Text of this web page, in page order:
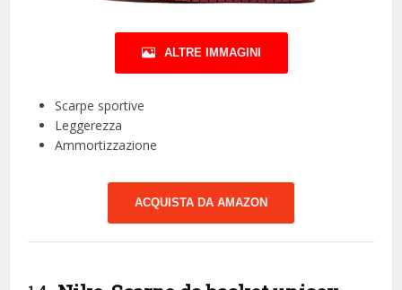
ALTRE IMMAGINI
Scarpe sportive
Leggerezza
Ammortizzazione
ACQUISTA DA AMAZON